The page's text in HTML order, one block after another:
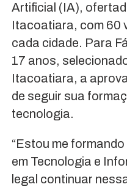
Artificial (IA),
Itacoatiara, com 60
cada cidade. Para
17 anos,
Itacoatiara, a
de seguir sua
tecnologia.
“Estou me
em Tecnologia e
legal continuar